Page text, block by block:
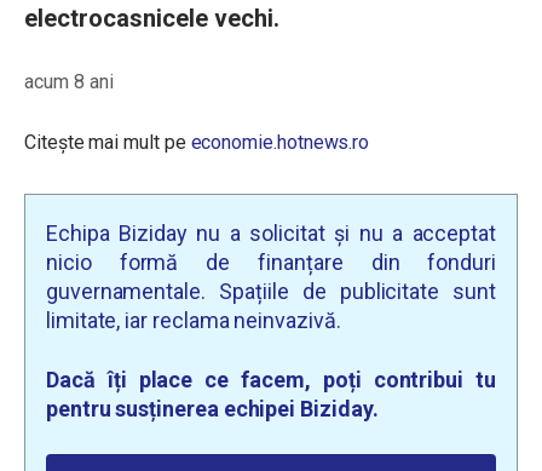
electrocasnicele vechi.
acum 8 ani
Citește mai mult pe economie.hotnews.ro
Echipa Biziday nu a solicitat și nu a acceptat
nicio formă de finanțare din fonduri
guvernamentale. Spațiile de publicitate sunt
limitate, iar reclama neinvazivă.
Dacă îți place ce facem, poți contribui tu
pentru susținerea echipei Biziday.